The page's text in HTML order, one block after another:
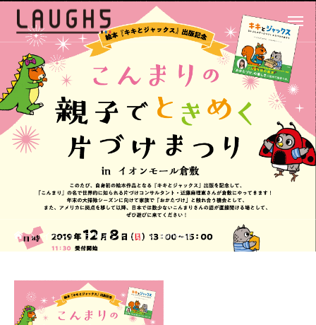
イベント・デザイン・出版 konmari